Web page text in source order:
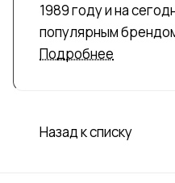
1989 году и на
популярным
лет компания
располагает самым
Подробнее
Назад к списку